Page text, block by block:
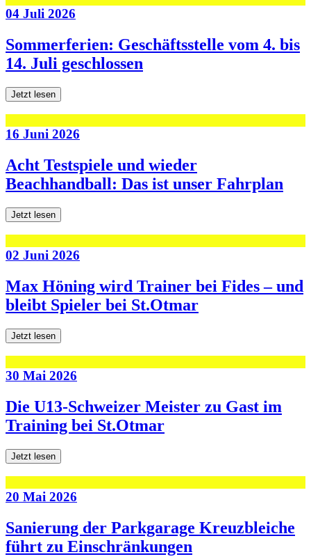
04 Juli 2026
Sommerferien: Geschäftsstelle vom 4. bis
14. Juli geschlossen
Jetzt lesen
16 Juni 2026
Acht Testspiele und wieder
Beachhandball: Das ist unser Fahrplan
Jetzt lesen
02 Juni 2026
Max Höning wird Trainer bei Fides – und
bleibt Spieler bei St.Otmar
Jetzt lesen
30 Mai 2026
Die U13-Schweizer Meister zu Gast im
Training bei St.Otmar
Jetzt lesen
20 Mai 2026
Sanierung der Parkgarage Kreuzbleiche
führt zu Einschränkungen